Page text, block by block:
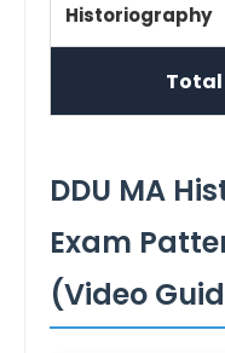
Historiography
Total
DDU MA
Exam
(Video